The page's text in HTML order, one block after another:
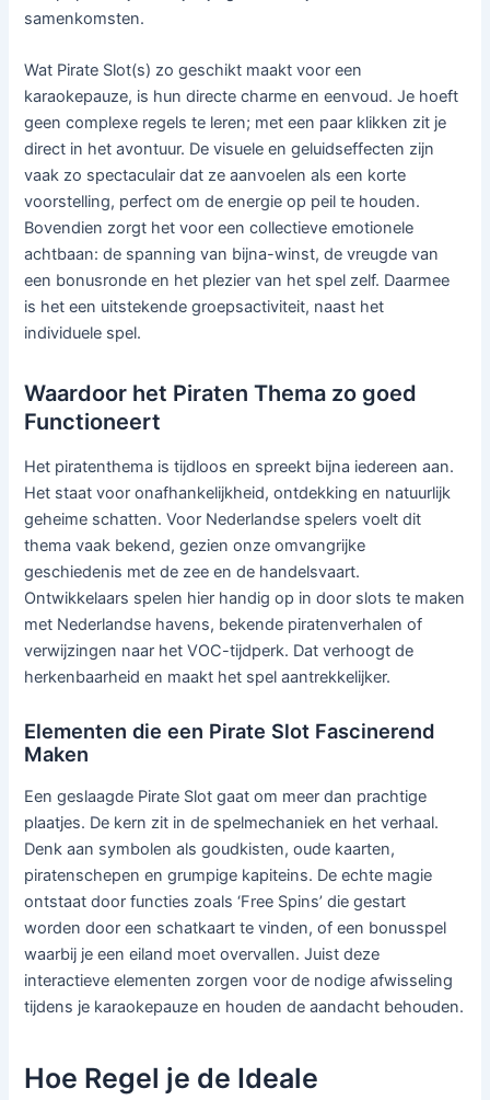
samenkomsten.
Wat Pirate Slot(s) zo geschikt maakt voor een
karaokepauze, is hun directe charme en eenvoud. Je hoeft
geen complexe regels te leren; met een paar klikken zit je
direct in het avontuur. De visuele en geluidseffecten zijn
vaak zo spectaculair dat ze aanvoelen als een korte
voorstelling, perfect om de energie op peil te houden.
Bovendien zorgt het voor een collectieve emotionele
achtbaan: de spanning van bijna-winst, de vreugde van
een bonusronde en het plezier van het spel zelf. Daarmee
is het een uitstekende groepsactiviteit, naast het
individuele spel.
Waardoor het Piraten Thema zo goed
Functioneert
Het piratenthema is tijdloos en spreekt bijna iedereen aan.
Het staat voor onafhankelijkheid, ontdekking en natuurlijk
geheime schatten. Voor Nederlandse spelers voelt dit
thema vaak bekend, gezien onze omvangrijke
geschiedenis met de zee en de handelsvaart.
Ontwikkelaars spelen hier handig op in door slots te maken
met Nederlandse havens, bekende piratenverhalen of
verwijzingen naar het VOC-tijdperk. Dat verhoogt de
herkenbaarheid en maakt het spel aantrekkelijker.
Elementen die een Pirate Slot Fascinerend
Maken
Een geslaagde Pirate Slot gaat om meer dan prachtige
plaatjes. De kern zit in de spelmechaniek en het verhaal.
Denk aan symbolen als goudkisten, oude kaarten,
piratenschepen en grumpige kapiteins. De echte magie
ontstaat door functies zoals ‘Free Spins’ die gestart
worden door een schatkaart te vinden, of een bonusspel
waarbij je een eiland moet overvallen. Juist deze
interactieve elementen zorgen voor de nodige afwisseling
tijdens je karaokepauze en houden de aandacht behouden.
Hoe Regel je de Ideale